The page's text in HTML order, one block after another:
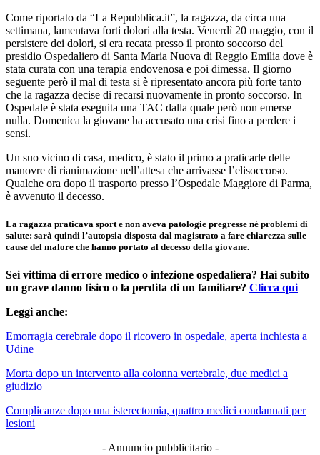
Come riportato da “La Repubblica.it”, la ragazza, da circa una
settimana, lamentava forti dolori alla testa. Venerdì 20 maggio, con il
persistere dei dolori, si era recata presso il pronto soccorso del
presidio Ospedaliero di Santa Maria Nuova di Reggio Emilia dove è
stata curata con una terapia endovenosa e poi dimessa. Il giorno
seguente però il mal di testa si è ripresentato ancora più forte tanto
che la ragazza decise di recarsi nuovamente in pronto soccorso. In
Ospedale è stata eseguita una TAC dalla quale però non emerse
nulla. Domenica la giovane ha accusato una crisi fino a perdere i
sensi.
Un suo vicino di casa, medico, è stato il primo a praticarle delle
manovre di rianimazione nell’attesa che arrivasse l’elisoccorso.
Qualche ora dopo il trasporto presso l’Ospedale Maggiore di Parma,
è avvenuto il decesso.
La ragazza praticava sport e non aveva patologie pregresse né problemi di
salute: sarà quindi l’autopsia disposta dal magistrato a fare chiarezza sulle
cause del malore che hanno portato al decesso della giovane.
Sei vittima di errore medico o infezione ospedaliera? Hai subito
un grave danno fisico o la perdita di un familiare? Clicca qui
Leggi anche:
Emorragia cerebrale dopo il ricovero in ospedale, aperta inchiesta a
Udine
Morta dopo un intervento alla colonna vertebrale, due medici a
giudizio
Complicanze dopo una isterectomia, quattro medici condannati per
lesioni
- Annuncio pubblicitario -